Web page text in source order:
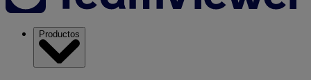
Productos